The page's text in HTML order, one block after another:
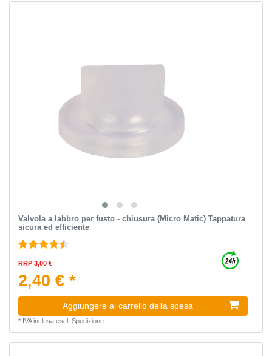
Valvola a labbro per fusto - chiusura (Micro Matic) Tappatura
sicura ed efficiente
RRP 3,00 €
2,40 € *
Aggiungere al carrello della spesa
* IVA inclusaescl. Spedizione